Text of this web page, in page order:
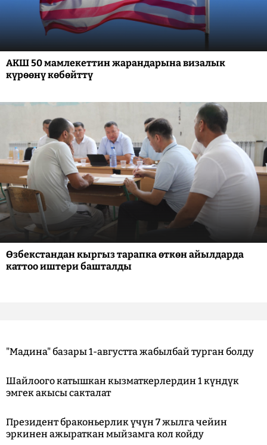
АКШ 50 мамлекеттин жарандарына визалык
күрөөнү көбөйттү
Өзбекстандан кыргыз тарапка өткөн айылдарда
каттоо иштери башталды
"Мадина" базары 1-августта жабылбай турган болду
Шайлоого катышкан кызматкерлердин 1 күндүк
эмгек акысы сакталат
Президент браконьерлик үчүн 7 жылга чейин
эркинен ажыраткан мыйзамга кол койду